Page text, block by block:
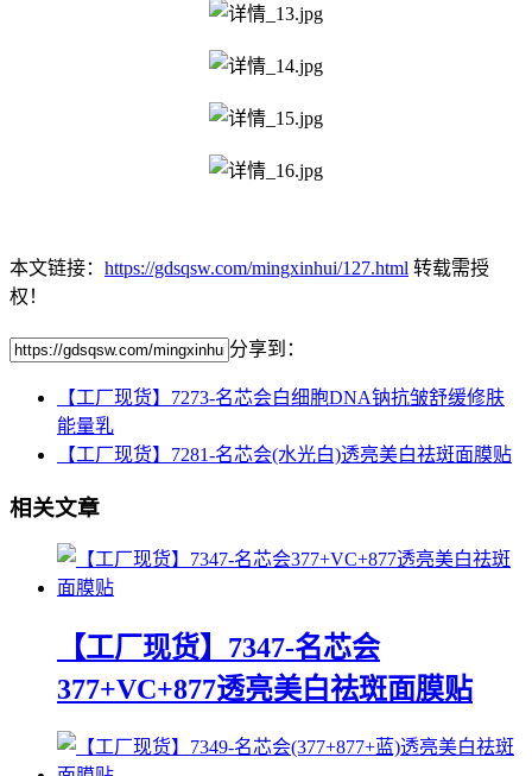
本文链接： https://gdsqsw.com/mingxinhui/127.html 转载需授
权！
分享到：
【工厂现货】7273-名芯会白细胞DNA钠抗皱舒缓修肤
能量乳
【工厂现货】7281-名芯会(水光白)透亮美白祛斑面膜贴
相关文章
【工厂现货】7347-名芯会
377+VC+877透亮美白祛斑面膜贴